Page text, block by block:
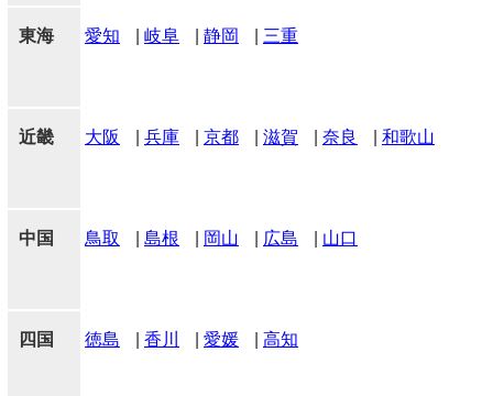
東海 愛知 岐阜 静岡 三重
近畿 大阪 兵庫 京都 滋賀 奈良 和歌山
中国 鳥取 島根 岡山 広島 山口
四国 徳島 香川 愛媛 高知